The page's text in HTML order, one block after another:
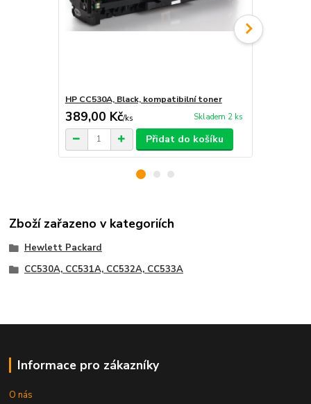
HP CC530A, Black, kompatibilní toner
389,00 Kč/ks Skladem 2 ks
Přidat do košíku
Zboží zařazeno v kategoriích
Hewlett Packard
CC530A, CC531A, CC532A, CC533A
Informace pro zákazníky
O nás